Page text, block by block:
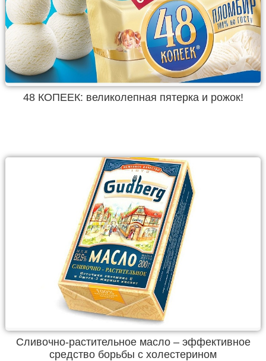
48 КОПЕЕК: великолепная пятерка и рожок!
Сливочно-растительное масло – эффективное
средство борьбы с холестерином